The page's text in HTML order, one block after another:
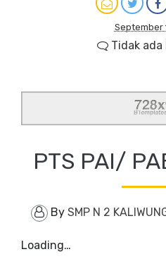
September
Tidak ada
PTS PAI/
By SMP N 2
Loading…